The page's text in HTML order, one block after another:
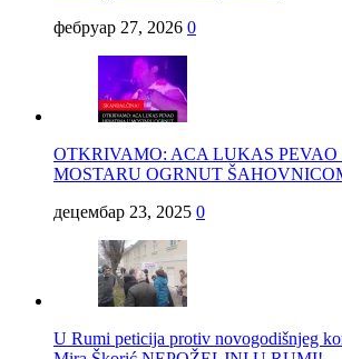
фебруар 27, 2026 0
OTKRIVAMO: ACA LUKAS PEVAO
MOSTARU OGRNUT
децембар 23, 2025 0
U Rumi peticija protiv novogodišnjeg